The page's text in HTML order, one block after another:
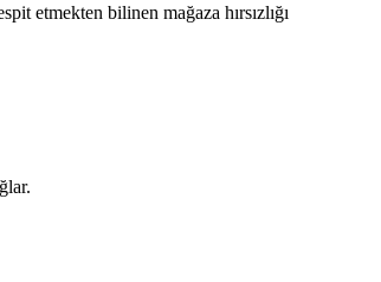
etmekten bilinen mağaza hırsızlığı